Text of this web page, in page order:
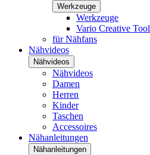
Werkzeuge
Werkzeuge
Vario Creative Tool
für Nähfans
Nähvideos
Nähvideos
Nähvideos
Damen
Herren
Kinder
Taschen
Accessoires
Nähanleitungen
Nähanleitungen